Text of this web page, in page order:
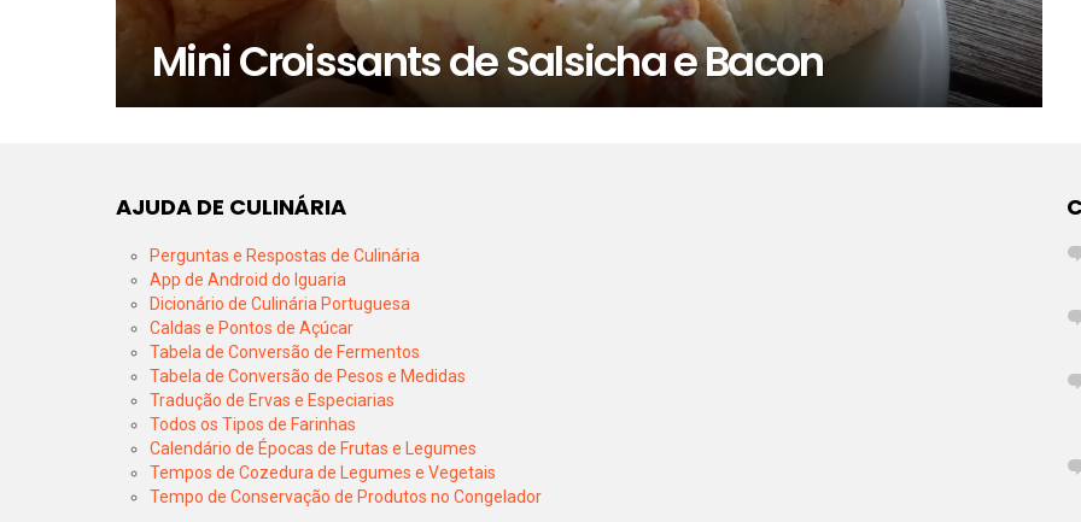
Mini Croissants de Salsicha e Bacon
AJUDA DE CULINÁRIA
Perguntas e Respostas de Culinária
App de Android do Iguaria
Dicionário de Culinária Portuguesa
Caldas e Pontos de Açúcar
Tabela de Conversão de Fermentos
Tabela de Conversão de Pesos e Medidas
Tradução de Ervas e Especiarias
Todos os Tipos de Farinhas
Calendário de Épocas de Frutas e Legumes
Tempos de Cozedura de Legumes e Vegetais
Tempo de Conservação de Produtos no Congelador